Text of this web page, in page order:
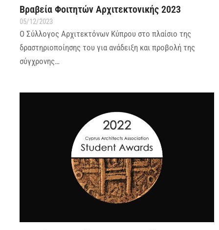
Βραβεία Φοιτητών Αρχιτεκτονικής 2023
05/12/2023
Ο Σύλλογος Αρχιτεκτόνων Κύπρου στο πλαίσιο της
δραστηριοποίησης του για ανάδειξη και προβολή της
σύγχρονης…